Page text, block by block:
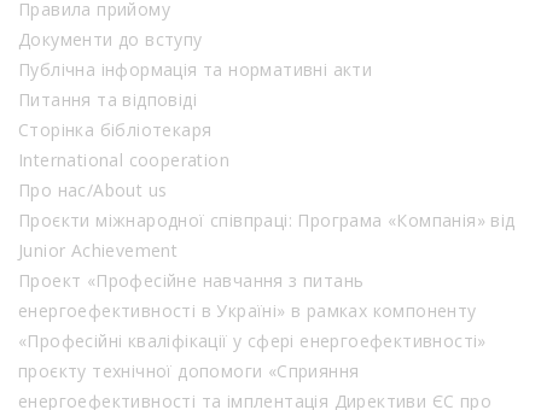
Правила прийому
Документи до вступу
Публічна інформація та нормативні акти
Питання та відповіді
Сторінка бібліотекаря
International cooperation
Про нас/About us
Проєкти міжнародної співпраці: Програма «Компанія» від
Junior Achievement
Проект «Професійне навчання з питань
енергоефективності в Україні» в рамках компоненту
«Професійні кваліфікації у сфері енергоефективності»
проєкту технічної допомоги «Сприяння
енергоефективності та імплентація Директиви ЄС про